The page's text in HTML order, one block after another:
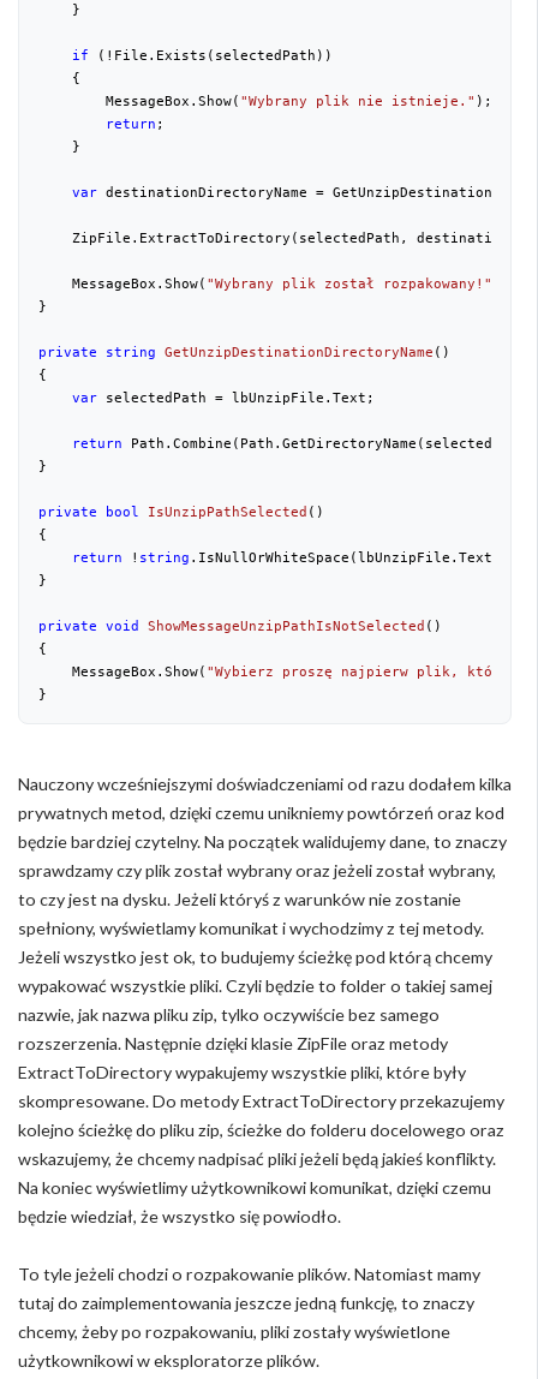
    }
if (!File.Exists(selectedPath))
    {
        MessageBox.Show(
"Wybrany plik nie istnieje." );
return ;
    }
var destinationDirectoryName =
ZipFile.ExtractToDirectory(selectedPath,
    MessageBox.Show(
"Wybrany plik został rozpakowany!"
}
private string GetUnzipDestinationDirectoryName (
{
var selectedPath = lbUnzipFile.Text;
return
}
private bool IsUnzipPathSelected (
{
return ! string .IsNullOrWhiteSpace(lbUnzipFile.Text);
}
private void ShowMessageUnzipPathIsNotSelected (
{
    MessageBox.Show(
"Wybierz proszę najpierw plik, który
}
Nauczony wcześniejszymi doświadczeniami od razu dodałem kilka
prywatnych metod, dzięki czemu unikniemy powtórzeń oraz kod
będzie bardziej czytelny. Na początek walidujemy dane, to znaczy
sprawdzamy czy plik został wybrany oraz jeżeli został wybrany,
to czy jest na dysku. Jeżeli któryś z warunków nie zostanie
spełniony, wyświetlamy komunikat i wychodzimy z tej metody.
Jeżeli wszystko jest ok, to budujemy ścieżkę pod którą chcemy
wypakować wszystkie pliki. Czyli będzie to folder o takiej samej
nazwie, jak nazwa pliku zip, tylko oczywiście bez samego
rozszerzenia. Następnie dzięki klasie ZipFile oraz metody
ExtractToDirectory wypakujemy wszystkie pliki, które były
skompresowane. Do metody ExtractToDirectory przekazujemy
kolejno ścieżkę do pliku zip, ścieżke do folderu docelowego oraz
wskazujemy, że chcemy nadpisać pliki jeżeli będą jakieś konflikty.
Na koniec wyświetlimy użytkownikowi komunikat, dzięki czemu
będzie wiedział, że wszystko się powiodło.
To tyle jeżeli chodzi o rozpakowanie plików. Natomiast mamy
tutaj do zaimplementowania jeszcze jedną funkcję, to znaczy
chcemy, żeby po rozpakowaniu, pliki zostały wyświetlone
użytkownikowi w eksploratorze plików.